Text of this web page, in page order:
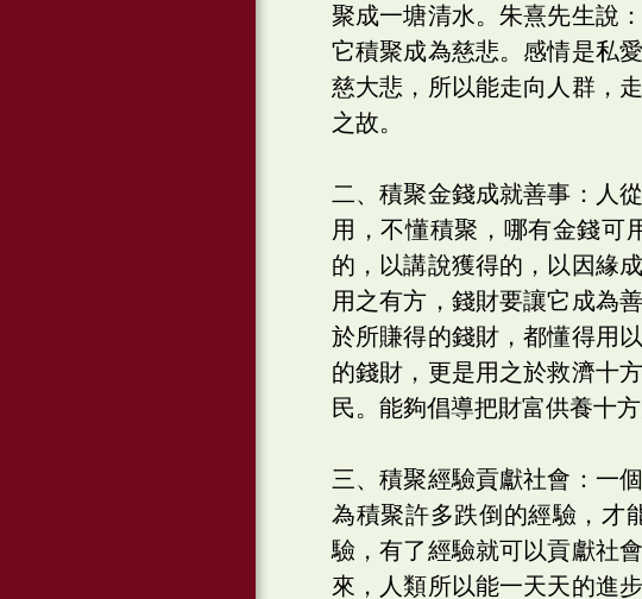
聚成一塘清水。朱熹先生說
它積聚成為慈悲。感情是私
慈大悲，所以能走向人群，
之故。
二、積聚金錢成就善事：人
用，不懂積聚，哪有金錢可
的，以講說獲得的，以因緣
用之有方，錢財要讓它成為
於所賺得的錢財，都懂得用
的錢財，更是用之於救濟十
民。能夠倡導把財富供養十
三、積聚經驗貢獻社會：一
為積聚許多跌倒的經驗，才
驗，有了經驗就可以貢獻社
來，人類所以能一天天的進